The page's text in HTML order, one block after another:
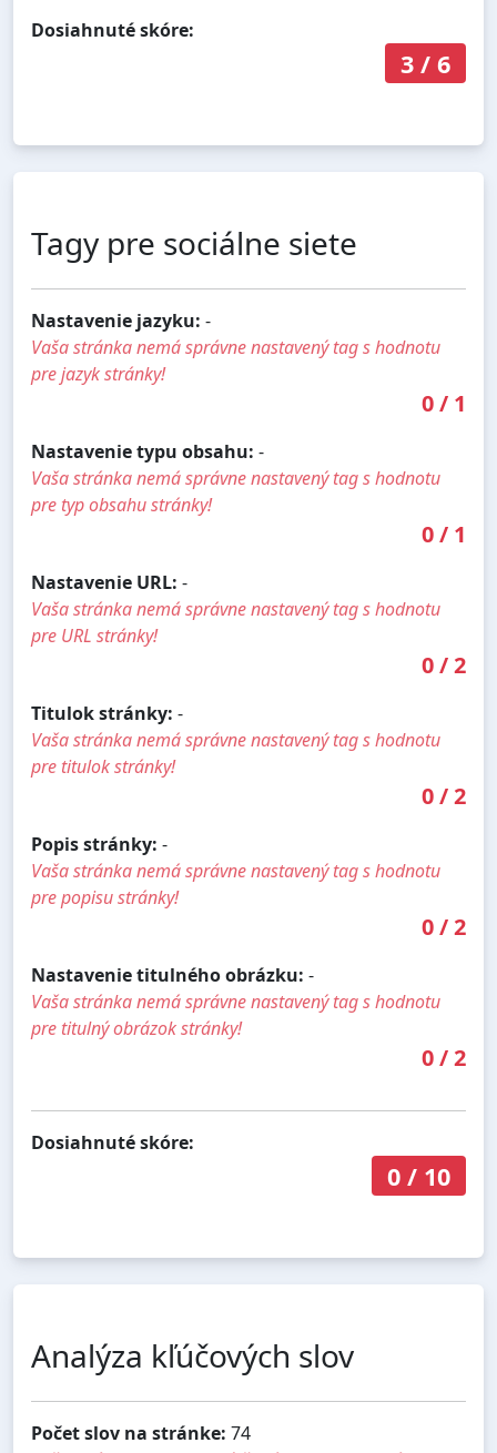
Dosiahnuté skóre:
3/ 6
Tagy pre sociálne siete
Nastavenie jazyku: -
Vaša stránka nemá správne nastavený tag s hodnotu
pre jazyk stránky!
0/ 1
Nastavenie typu obsahu: -
Vaša stránka nemá správne nastavený tag s hodnotu
pre typ obsahu stránky!
0/ 1
Nastavenie URL: -
Vaša stránka nemá správne nastavený tag s hodnotu
pre URL stránky!
0/2
Titulok stránky: -
Vaša stránka nemá správne nastavený tag s hodnotu
pre titulok stránky!
0/2
Popis stránky: -
Vaša stránka nemá správne nastavený tag s hodnotu
pre popisu stránky!
0/2
Nastavenie titulného obrázku: -
Vaša stránka nemá správne nastavený tag s hodnotu
pre titulný obrázok stránky!
0/2
Dosiahnuté skóre:
0/ 10
Analýza kľúčových slov
Počet slov na stránke: 74